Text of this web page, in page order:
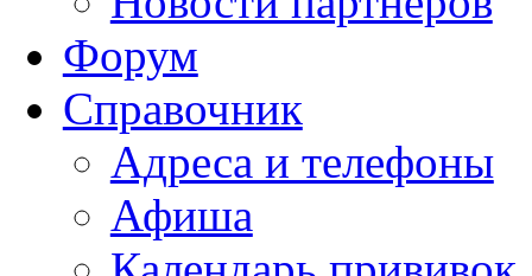
Форум
Справочник
Адреса и телефоны
Афиша